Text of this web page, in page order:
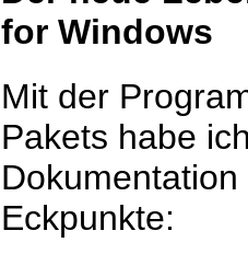
for Windows
Mit der
Pakets habe
Eckpunkte: